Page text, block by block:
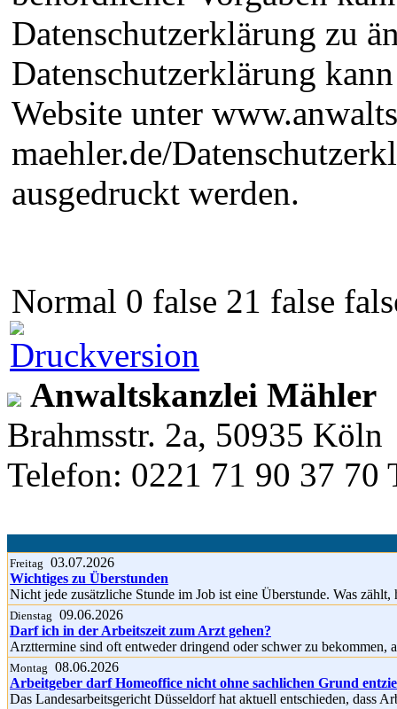
Datenschutzerklärung zu
Datenschutzerklärung
Website unter
maehler.de/
ausgedruckt werden.
Normal 0 false 21 false
Anwaltskanzlei Mähler
Brahmsstr. 2a, 50935 Köln
Telefon: 0221 71 90 37 70
Freitag 03.07.2026
Wichtiges zu Überstunden
Nicht jede zusätzliche Stunde im Job ist eine Überstunde. Was
Dienstag 09.06.2026
Darf ich in der Arbeitszeit zum Arzt gehen?
Arzttermine sind oft entweder dringend oder schwer zu bekommen,
Montag 08.06.2026
Arbeitgeber darf Homeoffice nicht ohne sachlichen Grund
Das Landesarbeitsgericht Düsseldorf hat aktuell entschieden, dass